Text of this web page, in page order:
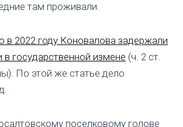
там проживали.
в 2022 году Коновалова задержали
в государственной измене (ч. 2 ст.
По этой же статье дело
поселковому голове